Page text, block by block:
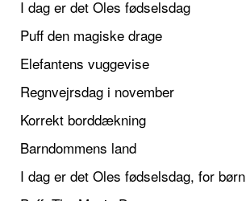
I dag er det Oles fødselsdag
Puff den magiske drage
Elefantens vuggevise
Regnvejrsdag i november
Korrekt borddækning
Barndommens land
I dag er det Oles fødselsdag, for børn